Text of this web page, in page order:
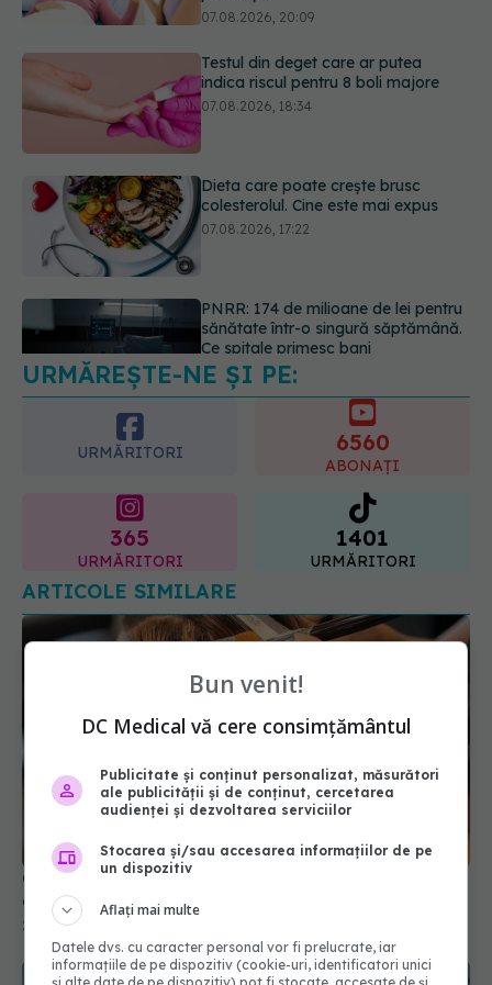
Dieta care poate crește brusc
colesterolul. Cine este mai expus
07.08.2026, 17:22
PNRR: 174 de milioane de lei pentru
sănătate într-o singură săptămână.
Ce spitale primesc bani
Ce spune culoarea ta preferată
despre vârsta pe care o ai. Care
este "codul cromatic" al generațiilor
07.08.2026, 21:29
URMĂREȘTE-NE ȘI PE:
URMĂRITORI
365 1401
ARTICOLE SIMILARE
Cele mai bune nuanțe de păr care ascund firele
26 oct 2025, 11:51
Bun venit!
DC Medical vă cere consimțământul
Publicitate și conținut personalizat, măsurători
ale publicității și de conținut, cercetarea
audienței și dezvoltarea serviciilor
Stocarea și/sau accesarea informațiilor de pe
un dispozitiv
Aflați mai multe
Datele dvs. cu caracter personal vor fi prelucrate, iar
informațiile de pe dispozitiv (cookie-uri, identificatori unici